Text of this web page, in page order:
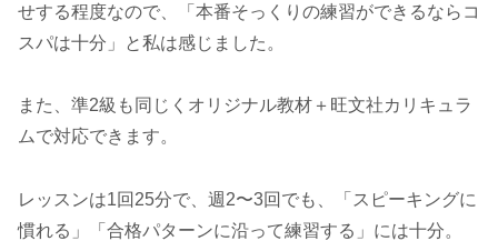
せする程度なので、「本番そっくりの練習ができるならコ
スパは十分」と私は感じました。
また、準2級も同じくオリジナル教材＋旺文社カリキュラ
ムで対応できます。
レッスンは1回25分で、週2〜3回でも、「スピーキングに
慣れる」「合格パターンに沿って練習する」には十分。